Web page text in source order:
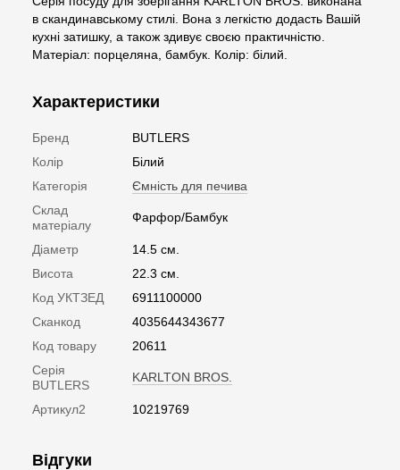
в скандинавському стилі. Вона з легкістю додасть Вашій
кухні затишку, а також здивує своєю практичністю.
Матеріал: порцеляна, бамбук. Колір: білий.
Характеристики
Бренд
BUTLERS
Колір
Білий
Категорія
Ємність для печива
Склад
матеріалу
Фарфор/Бамбук
Діаметр
14.5 см.
Висота
22.3 см.
Код УКТЗЕД
6911100000
Сканкод
4035644343677
Код товару
20611
Серія
BUTLERS
KARLTON BROS.
Артикул2 10219769
Відгуки